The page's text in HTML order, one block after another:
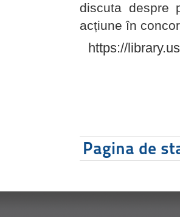
discuta despre
acțiune în
https://
Pagina de